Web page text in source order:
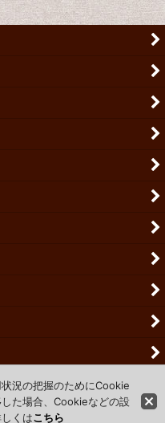
況の把握のためにCookie
た場合、Cookieなどの設
くはこちら